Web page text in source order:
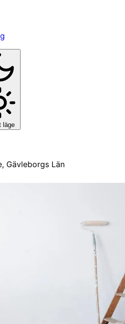
läge
Gävleborgs Län